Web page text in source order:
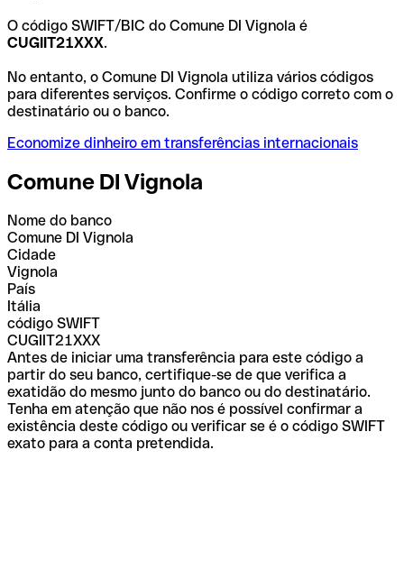
O código SWIFT/BIC do Comune DI Vignola é
CUGIIT21XXX.
No entanto, o Comune DI Vignola utiliza vários códigos
para diferentes serviços. Confirme o código correto com o
destinatário ou o banco.
Economize dinheiro em transferências internacionais
Comune DI Vignola
Nome do banco
Comune DI Vignola
Cidade
Vignola
País
Itália
código SWIFT
CUGIIT21XXX
Antes de iniciar uma transferência para este código a
partir do seu banco, certifique-se de que verifica a
exatidão do mesmo junto do banco ou do destinatário.
Tenha em atenção que não nos é possível confirmar a
existência deste código ou verificar se é o código SWIFT
exato para a conta pretendida.